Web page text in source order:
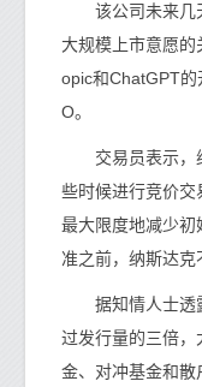
该公司未来几
大规模上市意愿
opic和ChatGPT
O。
交易员表示，
些时候进行竞价交
最大限度地减少初
准之前，纳斯达克
据知情人士透露
过发行量的三倍，
金、对冲基金和散